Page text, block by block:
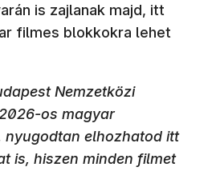
is zajlanak majd, itt
filmes blokkokra lehet
Nemzetközi
os magyar
nyugodtan elhozhatod itt
is, hiszen minden filmet